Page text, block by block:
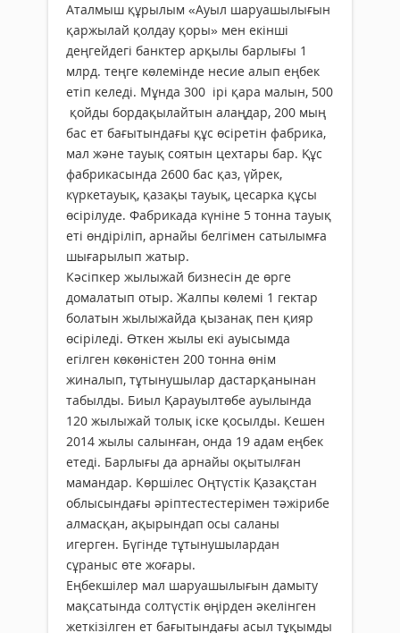
Аталмыш құрылым «Ауыл шаруашылығын
қаржылай қолдау қоры» мен екінші
деңгейдегі банктер арқылы барлығы 1
млрд. теңге көлемінде несие алып еңбек
етіп келеді. Мұнда 300 ірі қара малын, 500
қойды бордақылайтын алаңдар, 200 мың
бас ет бағытындағы құс өсіретін фабрика,
мал және тауық соятын цехтары бар. Құс
фабрикасында 2600 бас қаз, үйрек,
күркетауық, қазақы тауық, цесарка құсы
өсірілуде. Фабрикада күніне 5 тонна тауық
еті өндіріліп, арнайы белгімен сатылымға
шығарылып жатыр.
Кәсіпкер жылыжай бизнесін де өрге
домалатып отыр. Жалпы көлемі 1 гектар
болатын жылыжайда қызанақ пен қияр
өсіріледі. Өткен жылы екі ауысымда
егілген көкөністен 200 тонна өнім
жиналып, тұтынушылар дастарқанынан
табылды. Биыл Қарауылтөбе ауылында
120 жылыжай толық іске қосылды. Кешен
2014 жылы салынған, онда 19 адам еңбек
етеді. Барлығы да арнайы оқытылған
мамандар. Көршілес Оңтүстік Қазақстан
облысындағы әріптестестерімен тәжірибе
алмасқан, ақырындап осы саланы
игерген. Бүгінде тұтынушылардан
сұраныс өте жоғары.
Еңбекшілер мал шаруашылығын дамыту
мақсатында солтүстік өңірден әкелінген
жеткізілген ет бағытындағы асыл тұқымды